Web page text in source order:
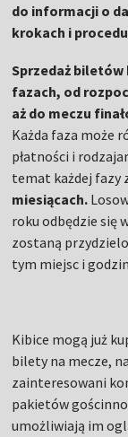
do informacji o
krokach i
Sprzedaż biletów
fazach, od
aż do meczu
Każda faza może
płatności i
temat każdej fazy
miesiącach.
roku odbędzie się
zostaną
tym miejsc i
Kibice mogą już
bilety na mecze,
zainteresowani
pakietów
umożliwiają im